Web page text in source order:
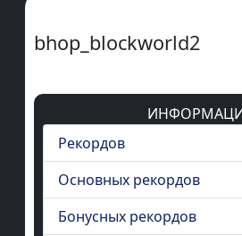
bhop_blockworld2
Рекордов
Основных рекордов
Бонусных рекордов